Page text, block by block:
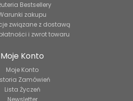
Bestsellery
zakupu
związane z dostawą
i zwrot towaru
Moje Konto
Moje Konto
Zamówień
Lista Życzeń
Newsletter